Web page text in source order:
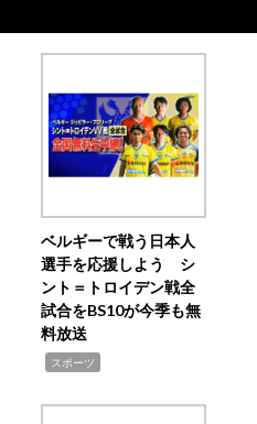
ベルギーで戦う日本人
選手を応援しよう シ
ント＝トロイデン戦全
試合をBS10が今季も無
料放送
スポーツ